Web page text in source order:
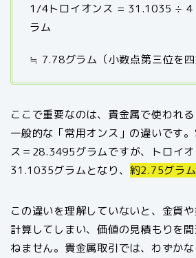
1/4トロイオンス = 31.1035 ÷
ラム
≒ 7.78グラム（小数点第三位を四
ここで重要なのは、貴金属で使われ
一般的な「常用オンス」の違いです
ス＝28.3495グラムですが、トロイ
31.1035グラムとなり、 約2.75グラ
この違いを理解していないと、金貨
計算してしまい、価値の見積もりを
ねません。貴金属取引では、わずか